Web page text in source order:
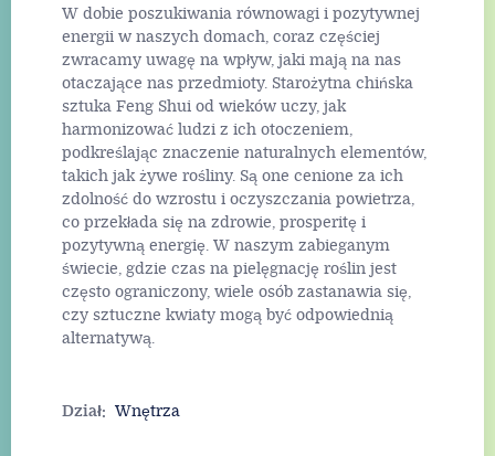
W dobie poszukiwania równowagi i pozytywnej
energii w naszych domach, coraz częściej
zwracamy uwagę na wpływ, jaki mają na nas
otaczające nas przedmioty. Starożytna chińska
sztuka Feng Shui od wieków uczy, jak
harmonizować ludzi z ich otoczeniem,
podkreślając znaczenie naturalnych elementów,
takich jak żywe rośliny. Są one cenione za ich
zdolność do wzrostu i oczyszczania powietrza,
co przekłada się na zdrowie, prosperitę i
pozytywną energię. W naszym zabieganym
świecie, gdzie czas na pielęgnację roślin jest
często ograniczony, wiele osób zastanawia się,
czy sztuczne kwiaty mogą być odpowiednią
alternatywą.
Dział: Wnętrza